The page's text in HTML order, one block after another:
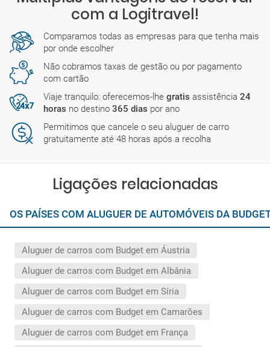
com a Logitravel!
Comparamos todas as empresas para que tenha mais
por onde escolher
Não cobramos taxas de gestão ou por pagamento
com cartão
Viaje tranquilo: oferecemos-lhe gratis assistência 24
horas no destino 365 dias por ano
Permitimos que cancele o seu aluguer de carro
gratuitamente até 48 horas após a recolha
Ligações relacionadas
OS PAÍSES COM ALUGUER DE AUTOMÓVEIS DA
Aluguer de carros com Budget em Áustria
Aluguer de carros com Budget em Albânia
Aluguer de carros com Budget em Síria
Aluguer de carros com Budget em Camarões
Aluguer de carros com Budget em França